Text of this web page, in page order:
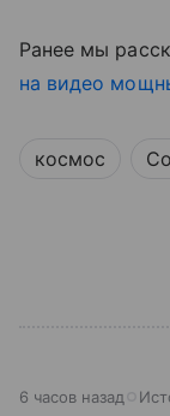
Ранее мы
на видео
космос
6 часов назад